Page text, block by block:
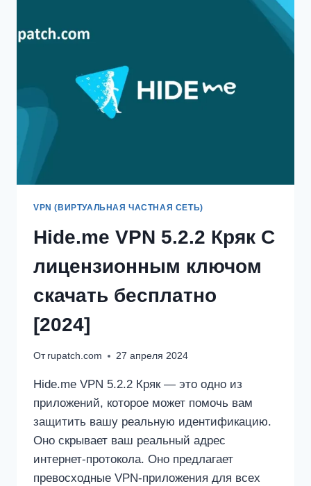
VPN (ВИРТУАЛЬНАЯ ЧАСТНАЯ СЕТЬ)
Hide.me VPN 5.2.2 Кряк С
лицензионным ключом
скачать бесплатно
[2024]
От rupatch.com 27 апреля 2024
Hide.me VPN 5.2.2 Кряк — это одно из
приложений, которое может помочь вам
защитить вашу реальную идентификацию.
Оно скрывает ваш реальный адрес
интернет-протокола. Оно предлагает
превосходные VPN-приложения для всех